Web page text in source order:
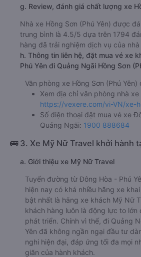
g. Review, đánh giá chất lượng xe
Nhà xe Hồng Sơn (Phú Yên) được
trung bình là 4.5/5 dựa trên 1794
hàng đã trải nghiệm dịch vụ của nhà
h. Thông tin liên hệ, đặt mua vé xe
Phú Yên đi Quảng Ngãi Hồng Sơn
Văn phòng xe Hồng Sơn (Phú Yên)
Xem địa chỉ văn phòng nhà xe
https://vexere.com/vi-VN/xe-
Số điện thoại đặt mua vé xe
Quảng Ngãi: 1900 888684
🚌 3. Xe Mỹ Nữ Travel khởi hành
a. Giới thiệu xe Mỹ Nữ Travel
Tuyến đường từ Đông Hòa - Phú
hiện nay có khá nhiều hãng xe
bật nhất là hãng xe khách Mỹ Nữ
khách hàng luôn là động lực to lớn
phát triển. Chính vì thế, đi Quảng
Yên đã không ngần ngại đầu tư
nghi hiện đại, đáp ứng tối đa mọi
giãn của hành khách.